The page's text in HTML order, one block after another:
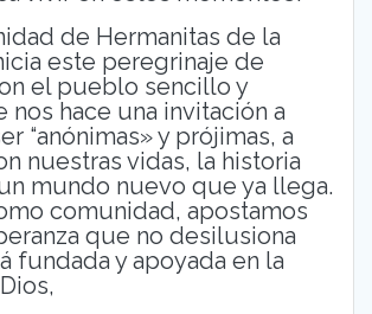
de Hermanitas de la
este peregrinaje de
el pueblo sencillo y
nos hace una invitación a
“anónimas» y prójimas, a
nuestras vidas, la historia
mundo nuevo que ya llega.
comunidad, apostamos
que no desilusiona
fundada y apoyada en la